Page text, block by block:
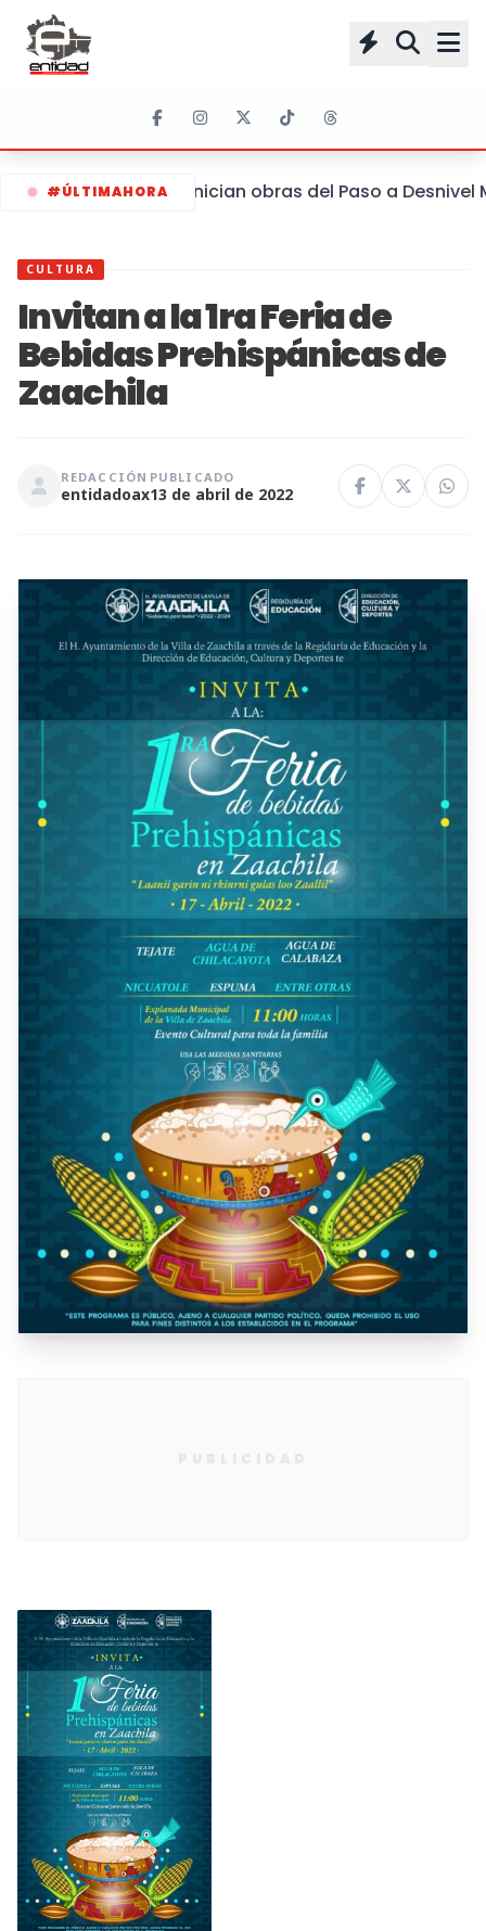
#ÚLTIMAHORA Inician obras del Paso a
CULTURA
Invitan a la 1ra Feria de
Bebidas Prehispánicas de
Zaachila
REDACCIÓN
entidadoax
PUBLICADO
13 de abril de 2022